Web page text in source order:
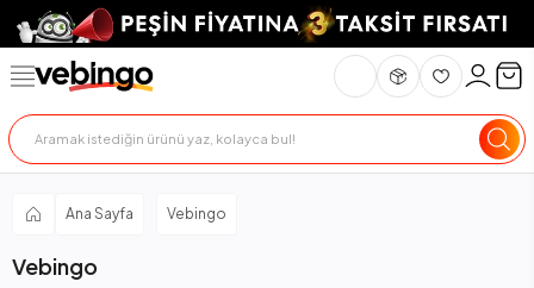
Ana Sayfa Vebingo
Vebingo